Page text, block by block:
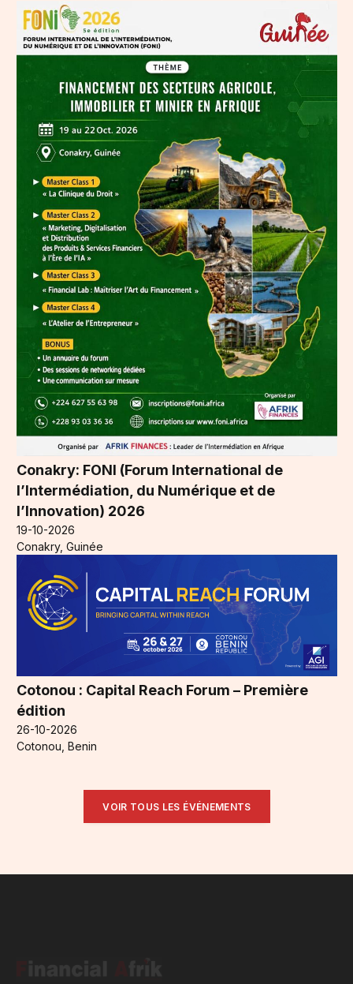
Conakry: FONI (Forum International de
l’Intermédiation, du Numérique et de
l’Innovation) 2026
19-10-2026
Conakry, Guinée
Cotonou : Capital Reach Forum – Première
édition
26-10-2026
Cotonou, Benin
VOIR TOUS LES ÉVÉNEMENTS